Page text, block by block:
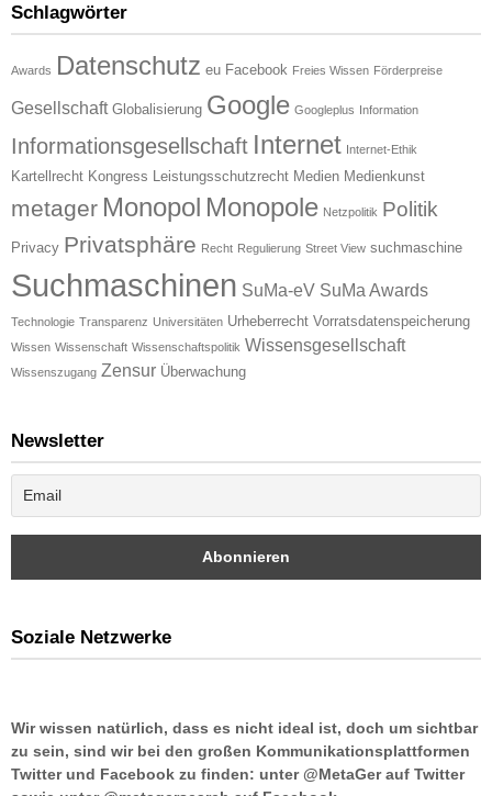
Schlagwörter
Awards Datenschutz eu Facebook Freies Wissen Förderpreise
Gesellschaft Globalisierung Google Googleplus Information
Informationsgesellschaft Internet Internet-Ethik
Kartellrecht Kongress Leistungsschutzrecht Medien Medienkunst
metager Monopol Monopole Netzpolitik Politik
Privacy Privatsphäre Recht Regulierung Street View suchmaschine
Suchmaschinen SuMa-eV SuMa Awards
Technologie Transparenz Universitäten Urheberrecht Vorratsdatenspeicherung
Wissen Wissenschaft Wissenschaftspolitik Wissensgesellschaft
Wissenszugang Zensur Überwachung
Newsletter
Soziale Netzwerke
Wir wissen natürlich, dass es nicht ideal ist, doch um sichtbar
zu sein, sind wir bei den großen Kommunikationsplattformen
Twitter und Facebook zu finden: unter @MetaGer auf Twitter